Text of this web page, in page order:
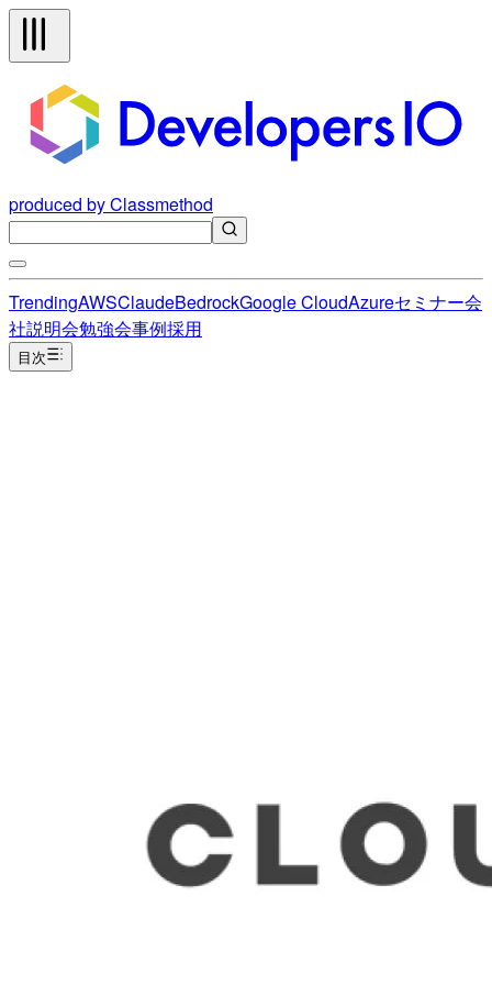
produced by Classmethod
TrendingAWSClaudeBedrockGoogle CloudAzureセミナー会
社説明会勉強会事例採用
目次